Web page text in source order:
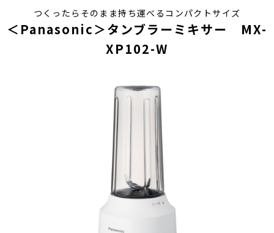
つくったらそのまま持ち運べるコンパクトサイズ
＜Panasonic＞タンブラーミキサー MX-
XP102-W